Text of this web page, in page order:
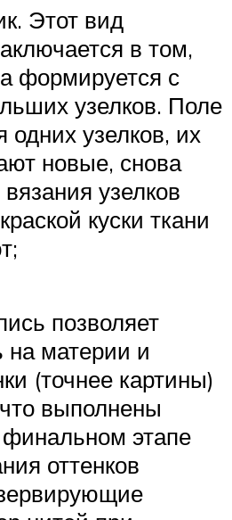
Этот вид
в том,
формируется с
узелков. Поле
узелков, их
новые, снова
узелков
куски ткани
позволяет
на материи и
(точнее картины)
выполнены
этапе
оттенков